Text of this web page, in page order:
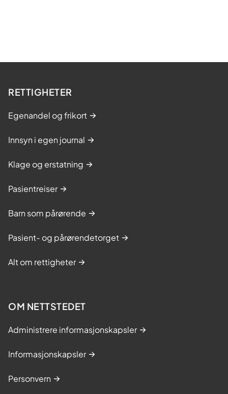
RETTIGHETER
Egenandel og frikort
Innsyn i egen journal
Klage og erstatning
Pasientreiser
Barn som pårørende
Pasient- og pårørendetorget
Alt om rettigheter
OM NETTSTEDET
Administrere informasjonskapsler
Informasjonskapsler
Personvern